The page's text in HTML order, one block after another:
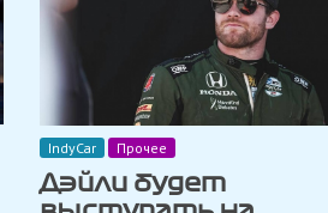
IndyCar Прочее
Дэйли будет